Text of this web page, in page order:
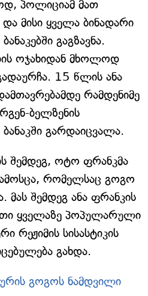
პოლიციამ მათ
მისი ყველა ბინადარი
გაგზავნა.
ოჯახიდან მხოლოდ
15 წლის ანა
რამდენიმე
ბელზენის
გარდაიცვალა.
შემდეგ, ოტო ფრანკმა
რომელსაც გოგო
მას შემდეგ ანა ფრანკის
ყველაზე პოპულარული
რეჟიმის სისასტიკის
გახდა.
გოგოს ნამდვილი